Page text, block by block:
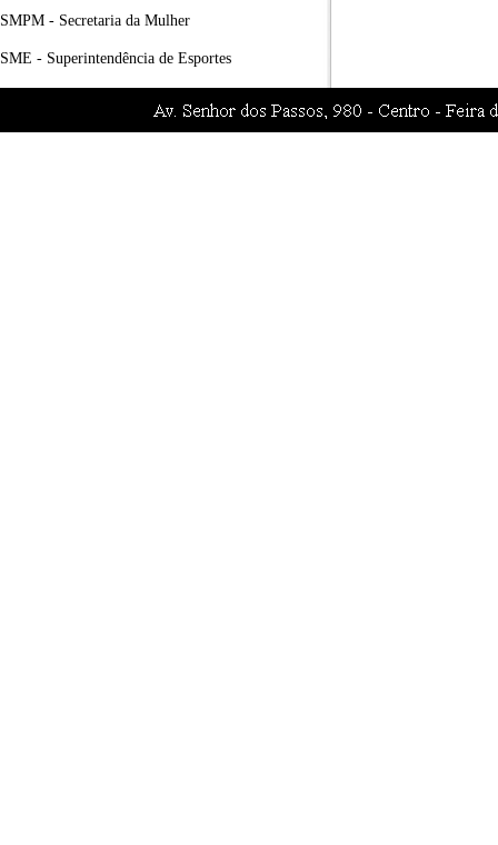
SMPM - Secretaria da Mulher
SME - Superintendência de Esportes